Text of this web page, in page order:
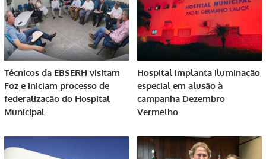
Técnicos da EBSERH visitam
Foz e iniciam processo de
federalização do Hospital
Municipal
Hospital implanta iluminação
especial em alusão à
campanha Dezembro
Vermelho